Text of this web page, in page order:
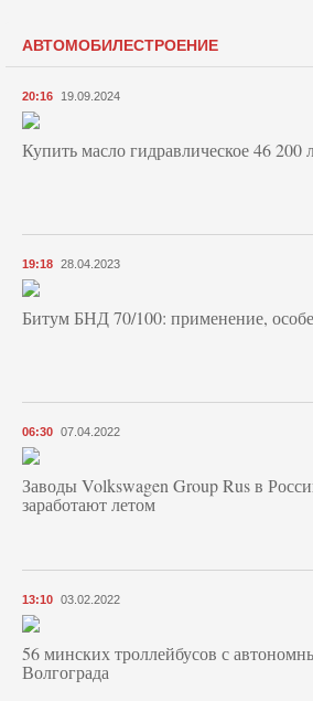
АВТОМОБИЛЕСТРОЕНИЕ
20:16 19.09.2024
Купить масло гидравлическое 46 200
19:18 28.04.2023
Битум БНД 70/100: применение,
06:30 07.04.2022
Заводы Volkswagen Group Rus в
заработают летом
13:10 03.02.2022
56 минских троллейбусов с
Волгограда